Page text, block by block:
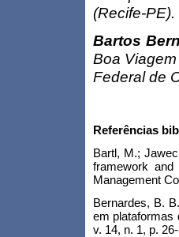
(Recife-PE).
Bartos
Boa
Federal de
Referências
Bartl, M.;
framework and
Management
Bernardes, B.
em plataformas
v. 14, n. 1, p.